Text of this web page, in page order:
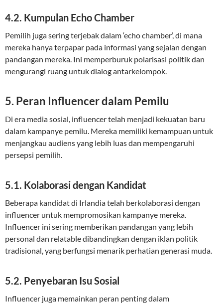
4.2. Kumpulan Echo Chamber
Pemilih juga sering terjebak dalam ‘echo chamber’, di mana
mereka hanya terpapar pada informasi yang sejalan dengan
pandangan mereka. Ini memperburuk polarisasi politik dan
mengurangi ruang untuk dialog antarkelompok.
5. Peran Influencer dalam Pemilu
Di era media sosial, influencer telah menjadi kekuatan baru
dalam kampanye pemilu. Mereka memiliki kemampuan untuk
menjangkau audiens yang lebih luas dan mempengaruhi
persepsi pemilih.
5.1. Kolaborasi dengan Kandidat
Beberapa kandidat di Irlandia telah berkolaborasi dengan
influencer untuk mempromosikan kampanye mereka.
Influencer ini sering memberikan pandangan yang lebih
personal dan relatable dibandingkan dengan iklan politik
tradisional, yang berfungsi menarik perhatian generasi muda.
5.2. Penyebaran Isu Sosial
Influencer juga memainkan peran penting dalam